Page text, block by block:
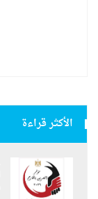
الأكثر قراءة